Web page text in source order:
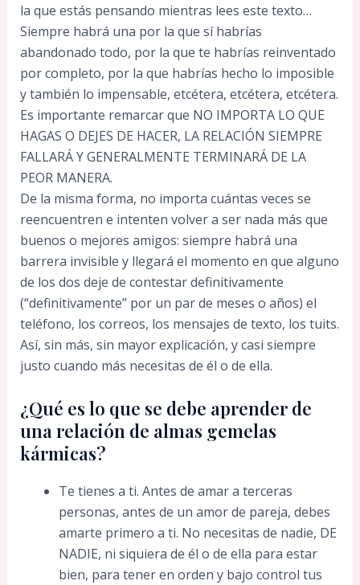
la que estás pensando mientras lees este texto…
Siempre habrá una por la que sí habrías
abandonado todo, por la que te habrías reinventado
por completo, por la que habrías hecho lo imposible
y también lo impensable, etcétera, etcétera, etcétera.
Es importante remarcar que NO IMPORTA LO QUE
HAGAS O DEJES DE HACER, LA RELACIÓN SIEMPRE
FALLARÁ Y GENERALMENTE TERMINARÁ DE LA
PEOR MANERA.
De la misma forma, no importa cuántas veces se
reencuentren e intenten volver a ser nada más que
buenos o mejores amigos: siempre habrá una
barrera invisible y llegará el momento en que alguno
de los dos deje de contestar definitivamente
(“definitivamente” por un par de meses o años) el
teléfono, los correos, los mensajes de texto, los tuits.
Así, sin más, sin mayor explicación, y casi siempre
justo cuando más necesitas de él o de ella.
¿Qué es lo que se debe aprender de
una relación de almas gemelas
kármicas?
Te tienes a ti. Antes de amar a terceras
personas, antes de un amor de pareja, debes
amarte primero a ti. No necesitas de nadie, DE
NADIE, ni siquiera de él o de ella para estar
bien, para tener en orden y bajo control tus